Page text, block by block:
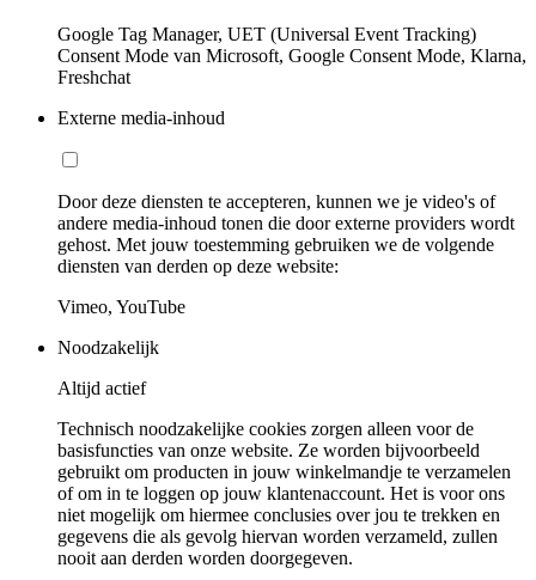
Google Tag Manager, UET (Universal Event Tracking)
Consent Mode van Microsoft, Google Consent Mode, Klarna,
Freshchat
Externe media-inhoud
Door deze diensten te accepteren, kunnen we je video's of
andere media-inhoud tonen die door externe providers wordt
gehost. Met jouw toestemming gebruiken we de volgende
diensten van derden op deze website:
Vimeo, YouTube
Noodzakelijk
Altijd actief
Technisch noodzakelijke cookies zorgen alleen voor de
basisfuncties van onze website. Ze worden bijvoorbeeld
gebruikt om producten in jouw winkelmandje te verzamelen
of om in te loggen op jouw klantenaccount. Het is voor ons
niet mogelijk om hiermee conclusies over jou te trekken en
gegevens die als gevolg hiervan worden verzameld, zullen
nooit aan derden worden doorgegeven.